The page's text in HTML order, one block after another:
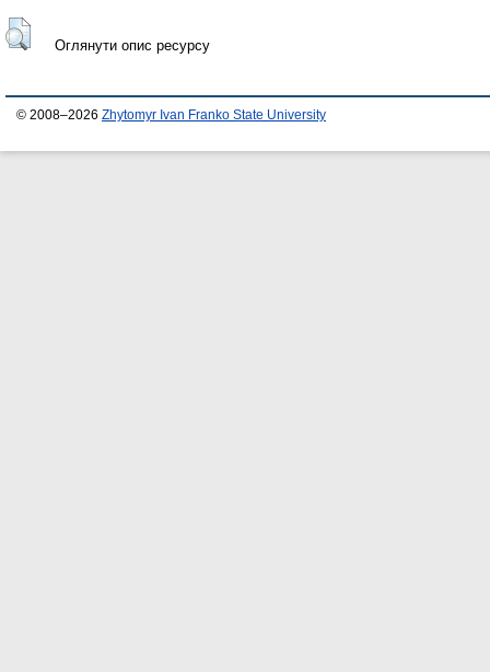
Оглянути опис ресурсу
© 2008–2026 Zhytomyr Ivan Franko State University